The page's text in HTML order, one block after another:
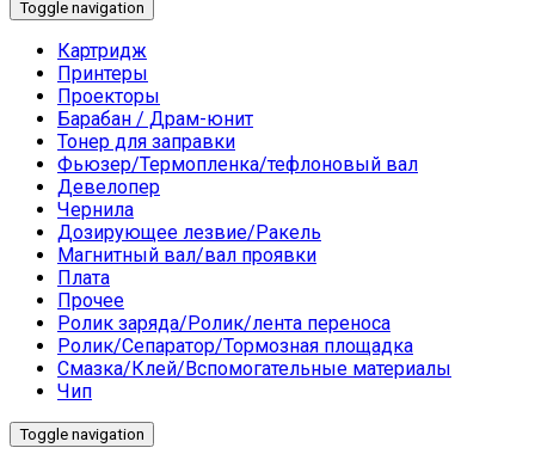
Toggle navigation
Картридж
Принтеры
Проекторы
Барабан / Драм-юнит
Тонер для заправки
Фьюзер/Термопленка/тефлоновый вал
Девелопер
Чернила
Дозирующее лезвие/Ракель
Магнитный вал/вал проявки
Плата
Прочее
Ролик заряда/Ролик/лента переноса
Ролик/Сепаратор/Тормозная площадка
Смазка/Клей/Вспомогательные материалы
Чип
Toggle navigation